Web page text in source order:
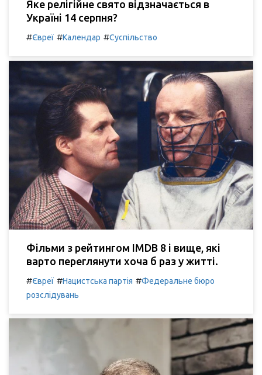
Яке релігійне свято відзначається в
Україні 14 серпня?
#Євреї #Календар #Суспільство
Фільми з рейтингом IMDB 8 і вище, які
варто переглянути хоча б раз у житті.
#Євреї #Нацистська партія #Федеральне бюро
розслідувань